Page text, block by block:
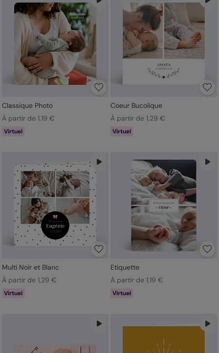
Classique Photo
À partir de 1,19 €
Virtuel
Coeur Bucolique
À partir de 1,29 €
Virtuel
Multi Noir et Blanc
À partir de 1,29 €
Virtuel
Etiquette
À partir de 1,19 €
Virtuel